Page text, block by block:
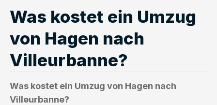
Was kostet ein Umzug
von Hagen nach
Villeurbanne?
Was kostet ein Umzug von Hagen nach
Villeurbanne?